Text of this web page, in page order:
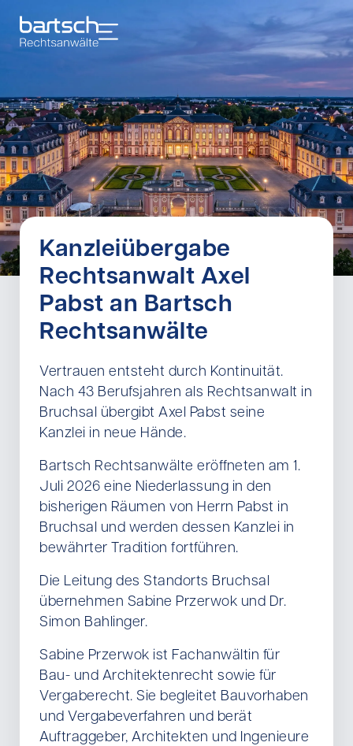
Kanzleiübergabe
Rechtsanwalt Axel
Pabst an Bartsch
Rechtsanwälte
Vertrauen entsteht durch Kontinuität.
Nach 43 Berufsjahren als Rechtsanwalt in
Bruchsal übergibt Axel Pabst seine
Kanzlei in neue Hände.
Bartsch Rechtsanwälte eröffneten am 1.
Juli 2026 eine Niederlassung in den
bisherigen Räumen von Herrn Pabst in
Bruchsal und werden dessen Kanzlei in
bewährter Tradition fortführen.
Die Leitung des Standorts Bruchsal
übernehmen Sabine Przerwok und Dr.
Simon Bahlinger.
Sabine Przerwok ist Fachanwältin für
Bau- und Architektenrecht sowie für
Vergaberecht. Sie begleitet Bauvorhaben
und Vergabeverfahren und berät
Auftraggeber, Architekten und Ingenieure